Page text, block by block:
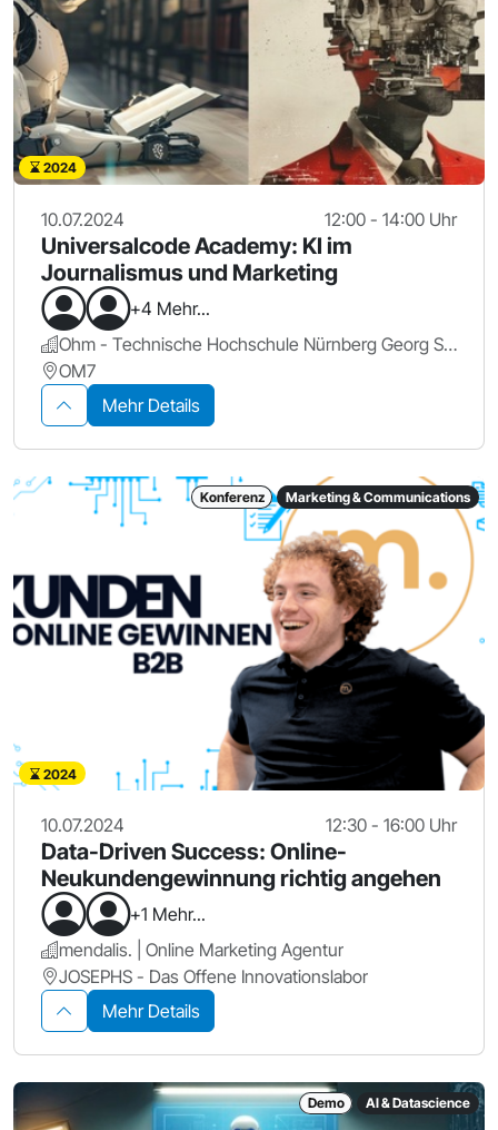
2024
10.07.2024 12:00 - 14:00 Uhr
Universalcode Academy: KI im
Journalismus und Marketing
+4 Mehr...
Ohm - Technische Hochschule Nürnberg Georg Simon Ohm
OM7
Mehr Details
Konferenz Marketing & Communications
2024
10.07.2024 12:30 - 16:00 Uhr
Data-Driven Success: Online-
Neukundengewinnung richtig angehen
+1 Mehr...
mendalis. | Online Marketing Agentur
JOSEPHS - Das Offene Innovationslabor
Mehr Details
Demo AI & Datascience